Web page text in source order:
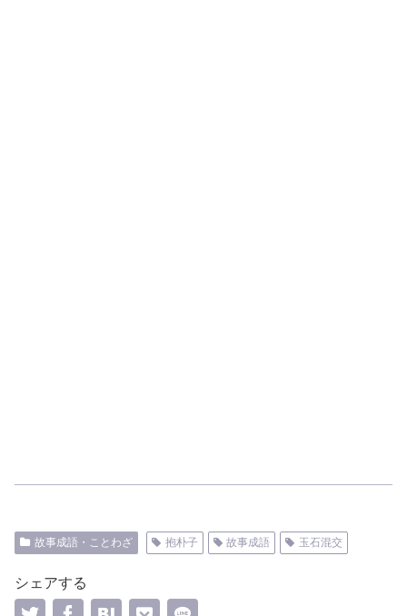
故事成語・ことわざ 抱朴子 故事成語 玉石混交
シェアする